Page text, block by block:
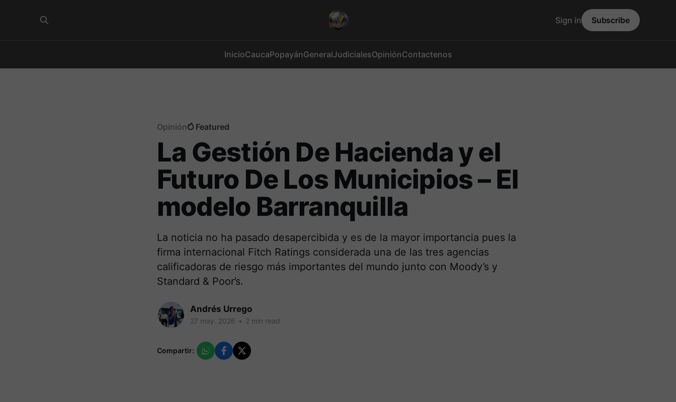
InicioCaucaPopayánGeneralJudicialesOpiniónContactenos
Sign in Subscribe
Opinión Featured
La Gestión De Hacienda y el
Futuro De Los Municipios – El
modelo Barranquilla
La noticia no ha pasado desapercibida y es de la mayor importancia pues la
firma internacional Fitch Ratings considerada una de las tres agencias
calificadoras de riesgo más importantes del mundo junto con Moody’s y
Standard & Poor’s.
Andrés Urrego
27 may. 2026 • 2 min read
Compartir: